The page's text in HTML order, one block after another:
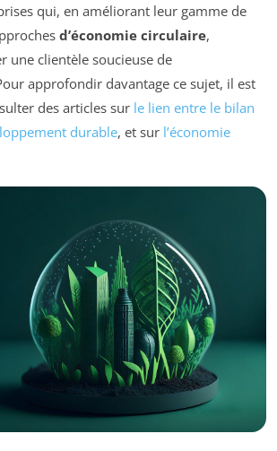
qui, en améliorant leur gamme de
d’économie circulaire,
une clientèle soucieuse de
approfondir davantage ce sujet, il est
des articles sur le lien entre le bilan
durable, et sur l’économie